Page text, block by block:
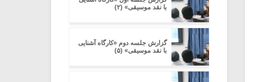
با نقد موسیقی» (۲)
گزارش جلسه دوم «کارگاه آشنایی
با نقد موسیقی» (۵)